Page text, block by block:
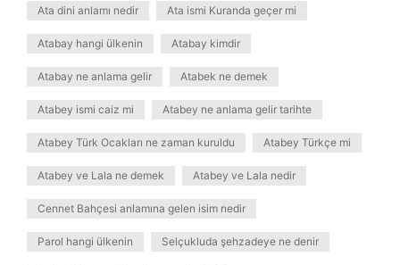
Ata dini anlamı nedir Ata ismi Kuranda geçer mi
Atabay hangi ülkenin Atabay kimdir
Atabay ne anlama gelir Atabek ne demek
Atabey ismi caiz mi Atabey ne anlama gelir tarihte
Atabey Türk Ocakları ne zaman kuruldu Atabey Türkçe mi
Atabey ve Lala ne demek Atabey ve Lala nedir
Cennet Bahçesi anlamına gelen isim nedir
Parol hangi ülkenin Selçukluda şehzadeye ne denir